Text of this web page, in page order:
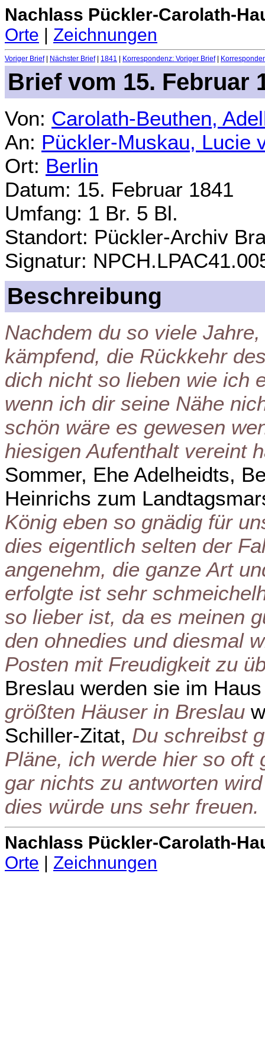
Nachlass Pückler-Carolath-
Orte | Zeichnungen
Voriger Brief| Nächster Brief| 1841 Korrespondenz: Voriger Brief|
Brief vom 15. Februar
Von: Carolath-Beuthen,
An: Pückler-Muskau, Lucie
Ort: Berlin
Datum: 15. Februar 1841
Umfang: 1 Br. 5 Bl.
Standort: Pückler-Archiv
Signatur:
Beschreibung
Nachdem du so viele
kämpfend, die Rückkehr
dich nicht so lieben wie ich
wenn ich dir seine Nähe
schön wäre es gewesen
hiesigen Aufenthalt vereint
Sommer, Ehe Adelheidts,
Heinrichs zum
König eben so gnädig für
dies eigentlich selten der
angenehm, die ganze Art
erfolgte ist sehr
so lieber ist, da es meinen
den ohnedies und diesmal
Posten mit Freudigkeit zu
Breslau werden sie im
größten Häuser in Breslau
Schiller-Zitat, Du schreibst
Pläne, ich werde hier so oft
gar nichts zu antworten
dies würde uns sehr freuen.
Nachlass Pückler-Carolath-
Orte | Zeichnungen